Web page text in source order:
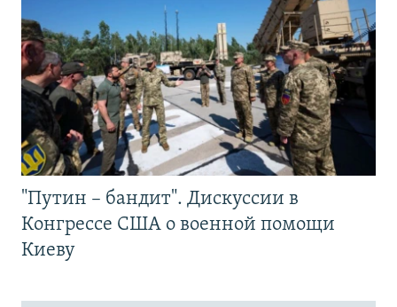
"Путин – бандит". Дискуссии в
Конгрессе США о военной помощи
Киеву